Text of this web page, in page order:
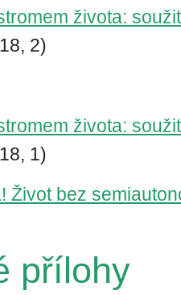
života:
2)
života:
1)
Život bez
přílohy